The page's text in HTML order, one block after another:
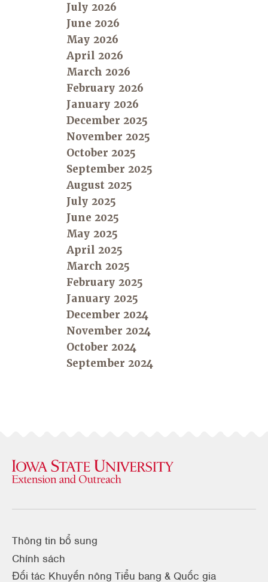
July 2026
June 2026
May 2026
April 2026
March 2026
February 2026
January 2026
December 2025
November 2025
October 2025
September 2025
August 2025
July 2025
June 2025
May 2025
April 2025
March 2025
February 2025
January 2025
December 2024
November 2024
October 2024
September 2024
Thông tin bổ sung
Chính sách
Đối tác Khuyến nông Tiểu bang & Quốc gia